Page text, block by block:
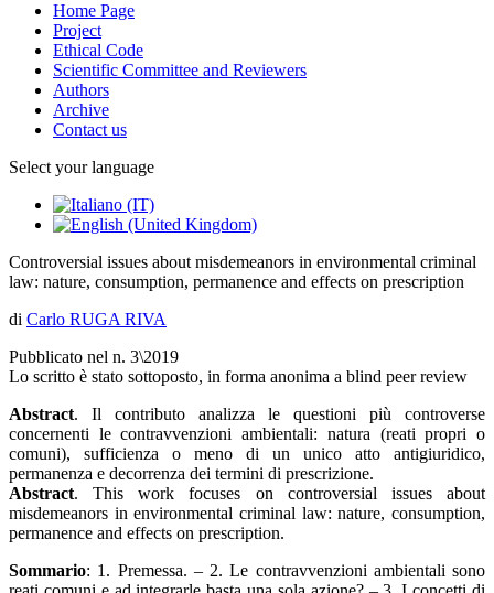
Home Page
Project
Ethical Code
Scientific Committee and Reviewers
Authors
Archive
Contact us
Select your language
Controversial issues about misdemeanors in environmental criminal
law: nature, consumption, permanence and effects on prescription
di Carlo RUGA RIVA
Pubblicato nel n. 3\2019
Lo scritto è stato sottoposto, in forma anonima a blind peer review
Abstract. Il contributo analizza le questioni più controverse
concernenti le contravvenzioni ambientali: natura (reati propri o
comuni), sufficienza o meno di un unico atto antigiuridico,
permanenza e decorrenza dei termini di prescrizione.
Abstract. This work focuses on controversial issues about
misdemeanors in environmental criminal law: nature, consumption,
permanence and effects on prescription.
Sommario: 1. Premessa. – 2. Le contravvenzioni ambientali sono